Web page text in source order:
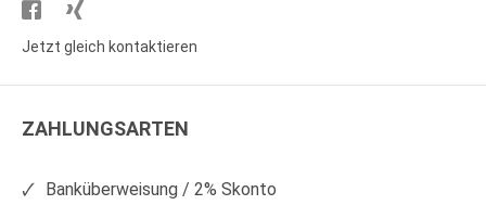
Besuchen
Sie
auf
Sie
auf
Jetzt gleich kontaktieren
ZAHLUNGSARTEN
Banküberweisung / 2% Skonto